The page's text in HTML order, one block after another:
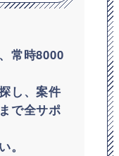
常時8000
し、案件
で全サポ
。